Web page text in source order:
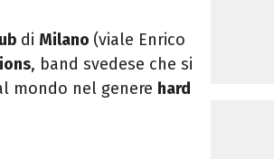
di Milano (viale Enrico
, band svedese che si
mondo nel genere hard